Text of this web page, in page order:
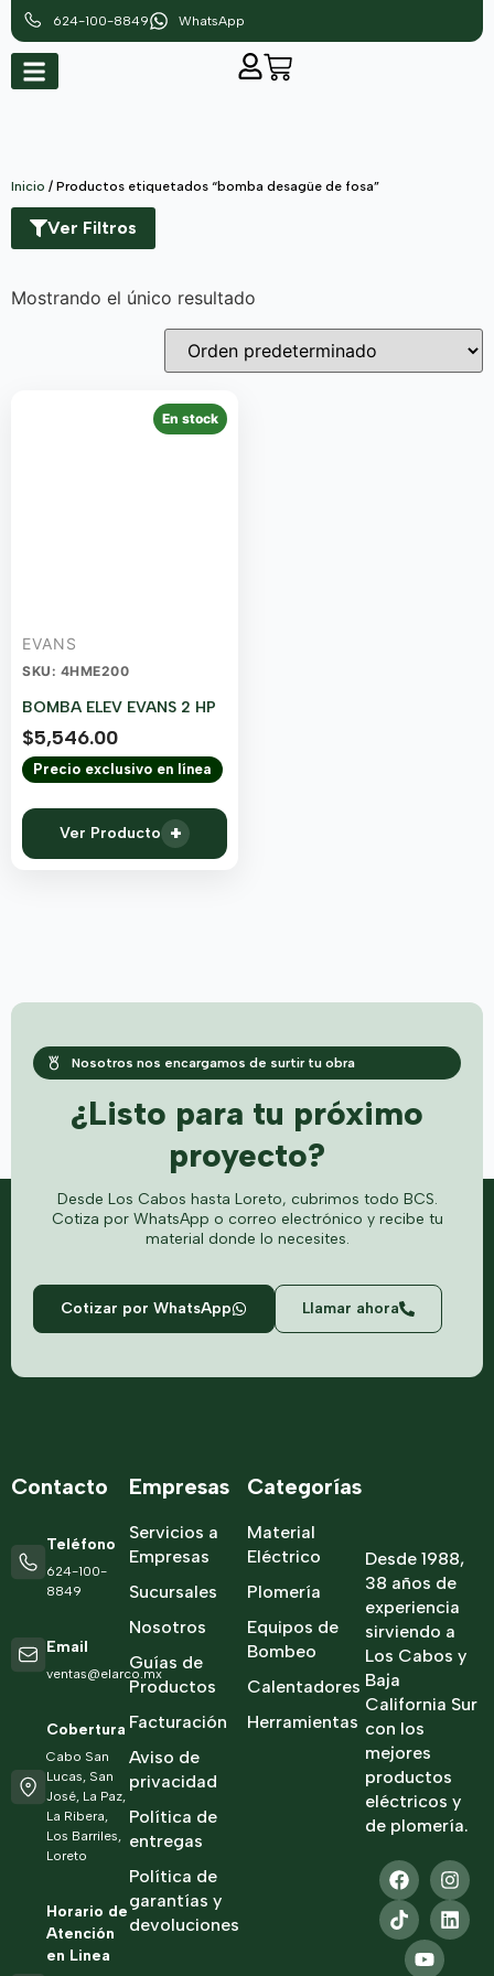
624-100-8849 WhatsApp
Inicio / Productos etiquetados “bomba desagüe de fosa”
Ver Filtros
Mostrando el único resultado
En stock
EVANS
SKU: 4HME200
BOMBA ELEV EVANS 2 HP
$5,546.00
Precio exclusivo en línea
Ver Producto +
Nosotros nos encargamos de surtir tu obra
¿Listo para tu próximo
proyecto?
Desde Los Cabos hasta Loreto, cubrimos todo BCS.
Cotiza por WhatsApp o correo electrónico y recibe tu
material donde lo necesites.
Cotizar por WhatsApp Llamar ahora
Desde 1988,
38 años de
experiencia
sirviendo a
Los Cabos y
Baja
California Sur
con los
mejores
productos
eléctricos y
de plomería.
Categorías
Material
Eléctrico
Plomería
Equipos de
Bombeo
Calentadores
Herramientas
Empresas
Servicios a
Empresas
Sucursales
Nosotros
Guías de
Productos
Facturación
Aviso de
privacidad
Política de
entregas
Política de
garantías y
devoluciones
Contacto
Teléfono
624-100-
8849
Email
ventas@elarco.mx
Cobertura
Cabo San
Lucas, San
José, La Paz,
La Ribera,
Los Barriles,
Loreto
Horario de
Atención
en Linea